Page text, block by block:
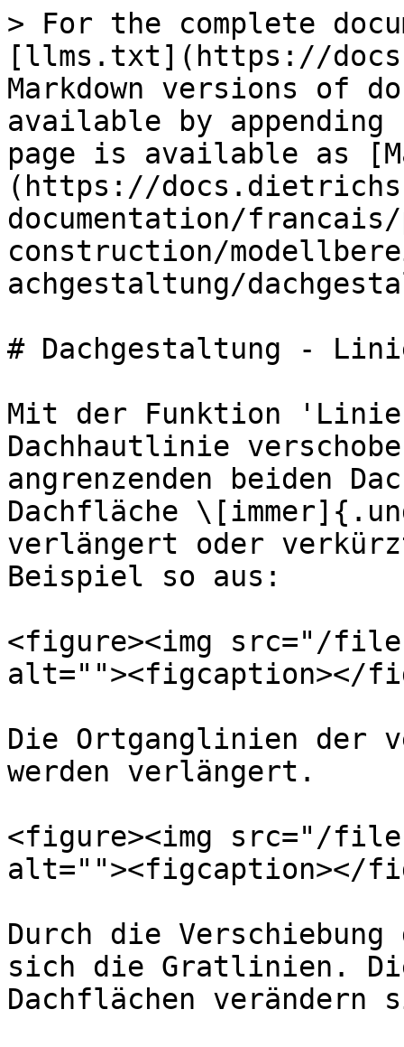
> For the complete
[llms.txt](https://
Markdown versions of
available by
page is available as
(https://
documentation/francais/
construction/
achgestaltung/
# Dachgestaltung -
Mit der Funktion 'Linie
Dachhautlinie
angrenzenden beiden
Dachfläche
verlängert oder
Beispiel so aus:
<figure><img src="/files/
alt=""><figcaption></
Die Ortganglinien der
werden verlängert.
<figure><img src="/files/
alt=""><figcaption></
Durch die
sich die Gratlinien. Die
Dachflächen